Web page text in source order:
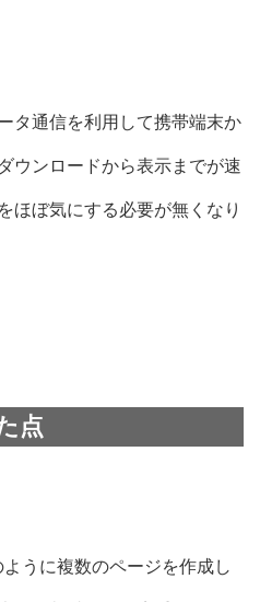
タ通信を利用して携帯端末か
ウンロードから表示までが速
ほぼ気にする必要が無くなり
点
うに複数のページを作成し